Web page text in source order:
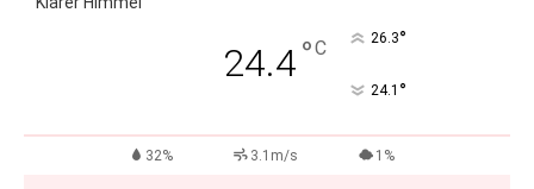
24.4°C 26.3°
24.1 °
32% 3.1m/s 1%